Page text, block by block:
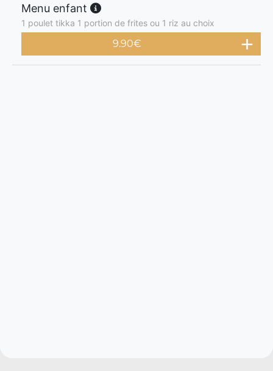
Menu enfant
1 poulet tikka 1 portion de frites ou 1 riz au choix
9.90€